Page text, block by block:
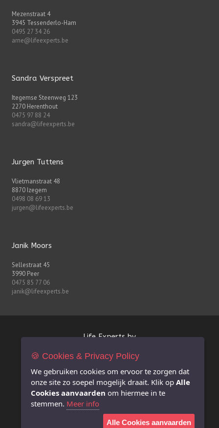
Mezenstraat 4
3945 Tessenderlo-Ham
0495 27 34 26
arne@lifeexperts.be
Sandra Verspreet
Itegemse Steenweg 123
2270 Herenthout
0475 97 88 24
sandra@lifeexperts.be
Jurgen Tuttens
Vlietmanstraat 48
8870 Izegem
0498 08 69 13
jurgen@lifeexperts.be
Janik Moors
Sellestraat 45
3990 Peer
0475 85 77 06
janik@lifeexperts.be
Life Experts bv
FSMA-nr. 0627.926.530
RPR Antwerpen afdeling Hasselt
info@lifeexperts.be
Extra informatie
Juridische disclaimer i.v.m. deze website
🍪 Cookies & Privacy Policy
We gebruiken cookies om ervoor te zorgen dat
onze site zo soepel mogelijk draait. Klik op Alle
Cookies aanvaarden om hiermee in te
stemmen. Meer info
Alle Cookies aanvaarden